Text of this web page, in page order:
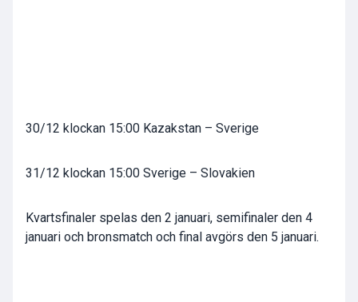
30/12 klockan 15:00 Kazakstan – Sverige
31/12 klockan 15:00 Sverige – Slovakien
Kvartsfinaler spelas den 2 januari, semifinaler den 4
januari och bronsmatch och final avgörs den 5 januari.